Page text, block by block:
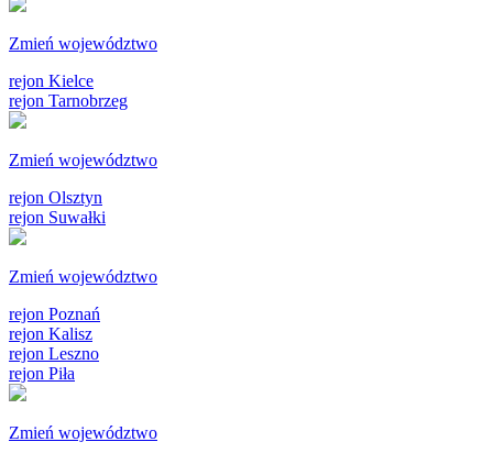
Zmień województwo
rejon Kielce
rejon Tarnobrzeg
Zmień województwo
rejon Olsztyn
rejon Suwałki
Zmień województwo
rejon Poznań
rejon Kalisz
rejon Leszno
rejon Piła
Zmień województwo